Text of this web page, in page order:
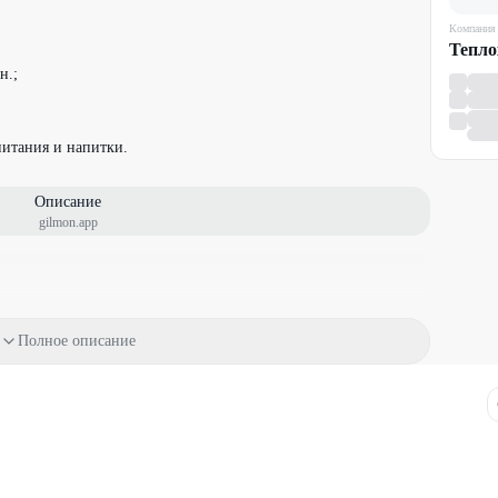
и напитки.
Описание
gilmon.app
поле, скидка рассчитывается автоматически;
до отправления.
Полное описание
Компания